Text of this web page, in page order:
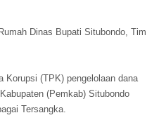
Dinas Bupati Situbondo, Tim
Korupsi (TPK) pengelolaan dana
(Pemkab) Situbondo
Tersangka.